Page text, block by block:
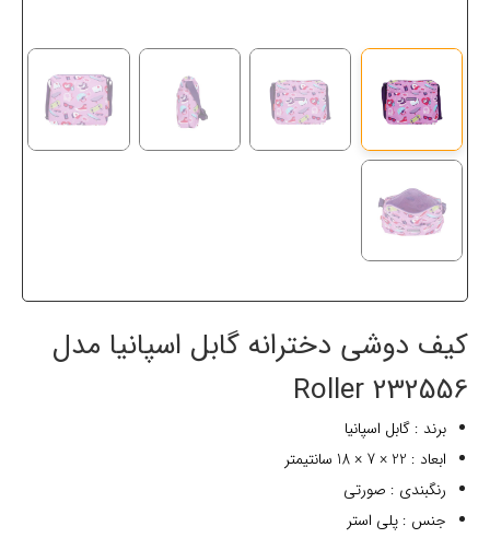
کیف دوشی دخترانه گابل اسپانیا مدل
Roller 232556
برند : گابل اسپانیا
ابعاد : 22 × 7 × 18 سانتیمتر
رنگبندی : صورتی
جنس : پلی استر